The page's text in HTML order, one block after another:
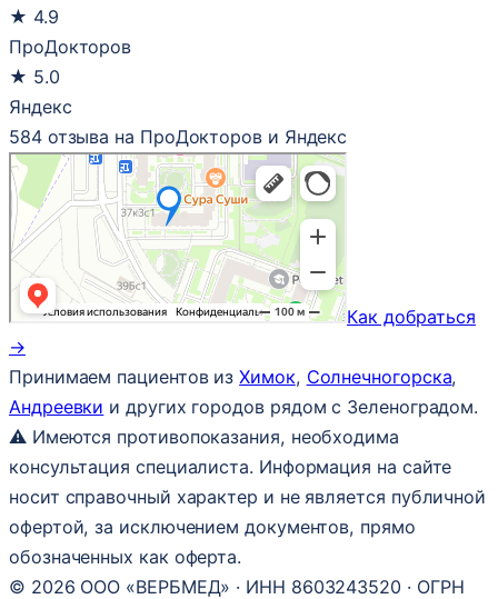
★ 4.9
ПроДокторов
★ 5.0
Яндекс
584 отзыва на ПроДокторов и Яндекс
Как добраться
→
Принимаем пациентов изХимок, Солнечногорска,
Андреевки и других городов рядом с Зеленоградом.
⚠ Имеются противопоказания, необходима
консультация специалиста. Информация на сайте
носит справочный характер и не является публичной
офертой, за исключением документов, прямо
обозначенных как оферта.
© 2026 ООО «ВЕРБМЕД» · ИНН 8603243520 · ОГРН